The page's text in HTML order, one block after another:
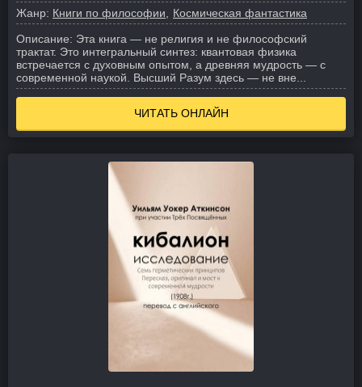
Жанр: Книги по философии
Космическая фантастика
Описание: Эта книга — не религия и не философский
трактат. Это интегральный синтез: квантовая физика
встречается с духовным опытом, а древняя мудрость — с
современной наукой. Высший Разум здесь — не вне...
ЧИТАТЬ ОНЛАЙН